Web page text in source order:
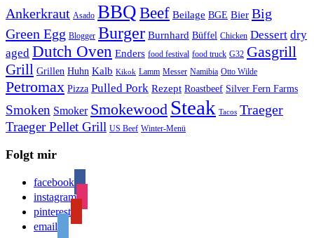
Ankerkraut Asado BBQBeef Beilage BGE Bier Big
Green Egg Blogger Burger Burnhard Büffel Chicken Dessert dry
aged Dutch Oven Enders food festival food truck G32 Gasgrill
Grill Grillen Huhn Kalb Kikok Lamm Messer Namibia Otto Wilde
Petromax Pizza Pulled Pork Rezept Roastbeef Silver Fern Farms
Smoken Smoker Smokewood Steak Tacos Traeger
Traeger Pellet Grill US Beef Winter-Menü
Folgt mir
facebook
instagram
pinterest
email